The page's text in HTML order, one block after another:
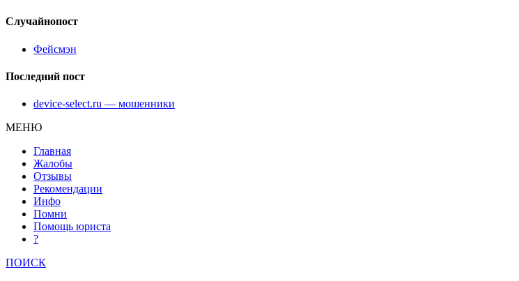
Случайнопост
Фейсмэн
Последний пост
device-select.ru — мошенники
МЕНЮ
Главная
Жалобы
Отзывы
Рекомендации
Инфо
Помни
Помощь юриста
?
ПОИСК